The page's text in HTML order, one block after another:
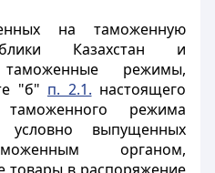
на таможенную
Казахстан и
режимы,
"б" п. 2.1. настоящего
режима
выпущенных
органом,